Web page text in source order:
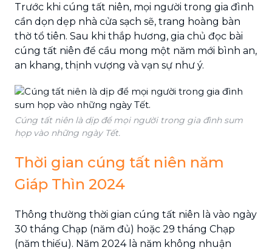
Trước khi cúng tất niên, mọi người trong gia đình
cần dọn dẹp nhà cửa sạch sẽ, trang hoàng bàn
thờ tổ tiên. Sau khi thắp hương, gia chủ đọc bài
cúng tất niên để cầu mong một năm mới bình an,
an khang, thịnh vượng và vạn sự như ý.
Cúng tất niên là dịp để mọi người trong gia đình sum
họp vào những ngày Tết.
Thời gian cúng tất niên năm
Giáp Thìn 2024
Thông thường thời gian cúng tất niên là vào ngày
30 tháng Chạp (năm đủ) hoặc 29 tháng Chạp
(năm thiếu). Năm 2024 là năm không nhuận